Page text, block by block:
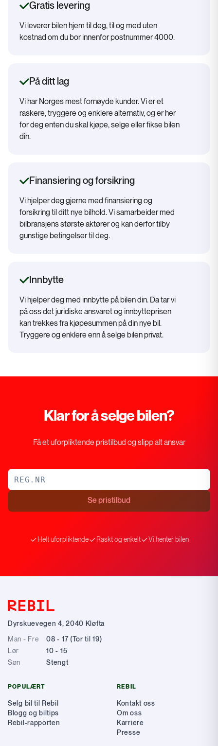
Gratis levering
Vi leverer bilen hjem til deg, til og med uten
kostnad om du bor innenfor postnummer 4000.
På ditt lag
Vi har Norges mest fornøyde kunder. Vi er et
raskere, tryggere og enklere alternativ, og er her
for deg enten du skal kjøpe, selge eller fikse bilen
din.
Finansiering og forsikring
Vi hjelper deg gjerne med finansiering og
forsikring til ditt nye bilhold. Vi samarbeider med
bilbransjens største aktører og kan derfor tilby
gunstige betingelser til deg.
Innbytte
Vi hjelper deg med innbytte på bilen din. Da tar vi
på oss det juridiske ansvaret og innbytteprisen
kan trekkes fra kjøpesummen på din nye bil.
Tryggere og enklere enn å selge bilen privat.
Klar for å selge bilen?
Få et uforpliktende pristilbud og slipp alt ansvar
Se pristilbud
Helt uforpliktende Raskt og enkelt Vi henter bilen
Dyrskuevegen 4,2040 Kløfta
Man - Fre
08 - 17 (Tor til 19)
Lør
10 - 15
Søn
Stengt
POPULÆRT
Selg bil til Rebil
Blogg og biltips
Rebil-rapporten
REBIL
Kontakt oss
Om oss
Karriere
Presse